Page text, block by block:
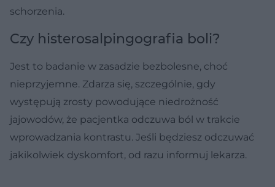
schorzenia.
Czy histerosalpingografia boli?
Jest to badanie w zasadzie bezbolesne, choć
nieprzyjemne. Zdarza się, szczególnie, gdy
występują zrosty powodujące niedrożność
jajowodów, że pacjentka odczuwa ból w trakcie
wprowadzania kontrastu. Jeśli będziesz odczuwać
jakikolwiek dyskomfort, od razu informuj lekarza.